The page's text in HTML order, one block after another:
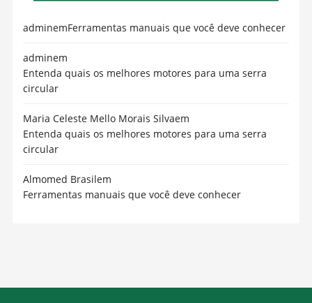
adminemFerramentas manuais que você deve conhecer
adminem
Entenda quais os melhores motores para uma serra
circular
Maria Celeste Mello Morais Silvaem
Entenda quais os melhores motores para uma serra
circular
Almomed Brasilem
Ferramentas manuais que você deve conhecer